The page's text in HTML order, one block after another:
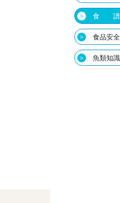
食 譜
食品安全
魚類知識